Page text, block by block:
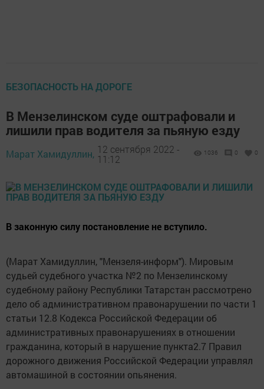
БЕЗОПАСНОСТЬ НА ДОРОГЕ
В Мензелинском суде оштрафовали и
лишили прав водителя за пьяную езду
Марат Хамидуллин, 12 сентября 2022 -
11:12
1036 0 0
В законную силу постановление не вступило.
(Марат Хамидуллин, "Мензеля-информ"). Мировым
судьей судебного участка №2 по Мензелинскому
судебному району Республики Татарстан рассмотрено
дело об административном правонарушении по части 1
статьи 12.8 Кодекса Российской Федерации об
административных правонарушениях в отношении
гражданина, который в нарушение пункта2.7 Правил
дорожного движения Российской Федерации управлял
автомашиной в состоянии опьянения.